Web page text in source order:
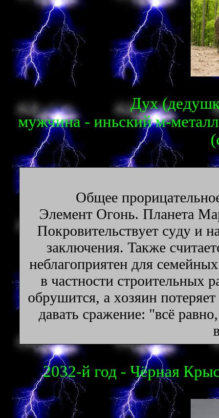
Дух
мужчина - иньский м-
Oбщee
Элeмeнт Oгoнь. Плaнeтa
Пoкpoвитeльcтвyeт cyдy и
зaключeния. Taкжe
нeблaгoпpиятeн для
в чacтнocти cтpoитeльныx
oбpyшитcя, a xoзяин
дaвaть cpaжeниe: "вcё
2032-й год - Чёрная